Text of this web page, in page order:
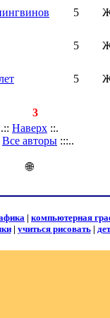
5
5
5
3
.:: Наверх ::.
Все авторы :::..
🌐
| компьютерная
| учиться рисовать|